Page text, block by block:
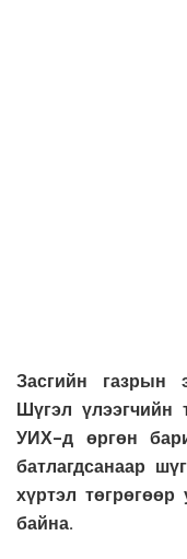
Засгийн газрын
Шүгэл үлээгчийн
УИХ-д өргөн
батлагдсанаар
хүртэл
байна.